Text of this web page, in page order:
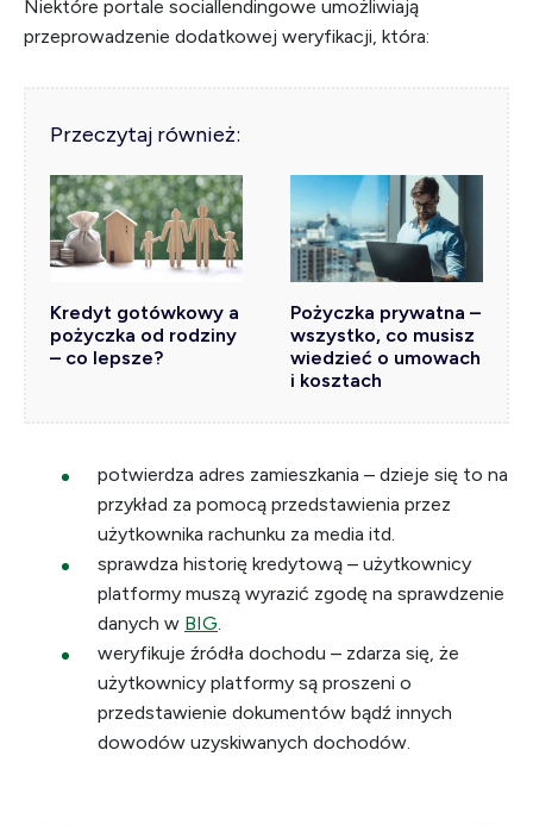
Niektóre portale sociallendingowe umożliwiają
przeprowadzenie dodatkowej weryfikacji, która:
Przeczytaj również:
Kredyt gotówkowy a
pożyczka od rodziny
– co lepsze?
Pożyczka prywatna –
wszystko, co musisz
wiedzieć o umowach
i kosztach
potwierdza adres zamieszkania – dzieje się to na
przykład za pomocą przedstawienia przez
użytkownika rachunku za media itd.
sprawdza historię kredytową – użytkownicy
platformy muszą wyrazić zgodę na sprawdzenie
danych w BIG.
weryfikuje źródła dochodu – zdarza się, że
użytkownicy platformy są proszeni o
przedstawienie dokumentów bądź innych
dowodów uzyskiwanych dochodów.